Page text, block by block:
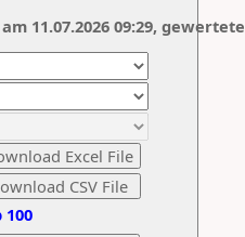
100
11.07.2026 09:29,